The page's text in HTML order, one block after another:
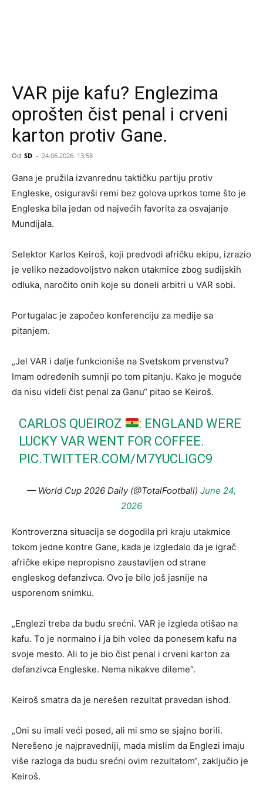
VAR pije kafu? Englezima
oprošten čist penal i crveni
karton protiv Gane.
Od SD - 24.06.2026. 13:58
Gana je pružila izvanrednu taktičku partiju protiv
Engleske, osiguravši remi bez golova uprkos tome što je
Engleska bila jedan od najvećih favorita za osvajanje
Mundijala.
Selektor Karlos Keiroš, koji predvodi afričku ekipu, izrazio
je veliko nezadovoljstvo nakon utakmice zbog sudijskih
odluka, naročito onih koje su doneli arbitri u VAR sobi.
Portugalac je započeo konferenciju za medije sa
pitanjem.
„Jel VAR i dalje funkcioniše na Svetskom prvenstvu?
Imam određenih sumnji po tom pitanju. Kako je moguće
da nisu videli čist penal za Ganu“ pitao se Keiroš.
CARLOS QUEIROZ
: ENGLAND WERE
LUCKY VAR WENT FOR COFFEE.
PIC.TWITTER.COM/M7YUCLIGC9
— World Cup 2026 Daily (@TotalFootball) June 24,
2026
Kontroverzna situacija se dogodila pri kraju utakmice
tokom jedne kontre Gane, kada je izgledalo da je igrač
afričke ekipe nepropisno zaustavljen od strane
engleskog defanzivca. Ovo je bilo još jasnije na
usporenom snimku.
„Englezi treba da budu srećni. VAR je izgleda otišao na
kafu. To je normalno i ja bih voleo da ponesem kafu na
svoje mesto. Ali to je bio čist penal i crveni karton za
defanzivca Engleske. Nema nikakve dileme“.
Keiroš smatra da je nerešen rezultat pravedan ishod.
„Oni su imali veći posed, ali mi smo se sjajno borili.
Nerešeno je najpravedniji, mada mislim da Englezi imaju
više razloga da budu srećni ovim rezultatom“, zaključio je
Keiroš.